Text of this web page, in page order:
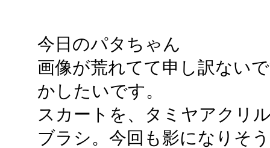
今日のパタちゃん
画像が荒れてて申し訳ない
かしたいです。
スカートを、タミヤアクリ
ブラシ。今回も影になりそ